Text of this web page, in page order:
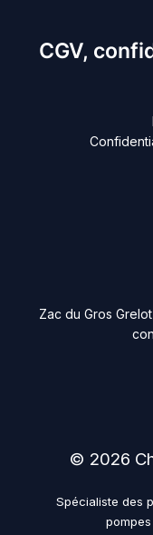
CGV,
Zac du Gros
© 2026
Spécialiste des